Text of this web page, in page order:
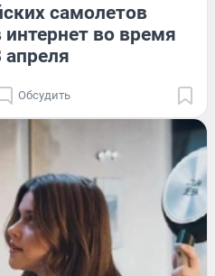
самолетов
во время
апреля
Обсудить